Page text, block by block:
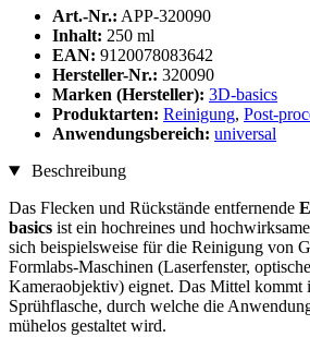
Art.-Nr.: APP-320090
Inhalt: 250 ml
EAN: 9120078083642
Hersteller-Nr.: 320090
Marken (Hersteller): 3D-basics
Produktarten: Reinigung, Post-
Anwendungsbereich: universal
Beschreibung
Das Flecken und Rückstände entfernende
basics ist ein hochreines und
sich beispielsweise für die Reinigung von
Formlabs-Maschinen (Laserfenster,
Kameraobjektiv) eignet. Das Mittel kommt
Sprühflasche, durch welche die
mühelos gestaltet wird.